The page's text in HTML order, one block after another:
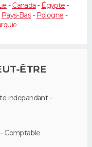
- Canada - Égypte -
Pays-Bas- Pologne -
ÊTRE
indepandant -
Comptable